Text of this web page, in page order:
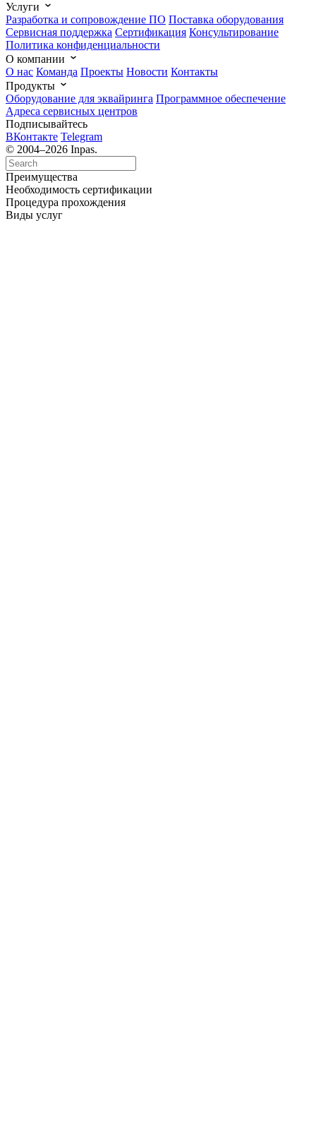
Услуги
Разработка и сопровождение ПО Поставка оборудования
Сервисная поддержка Cертификация Консультирование
Политика конфиденциальности
О компании
О нас Команда Проекты Новости Контакты
Продукты
Оборудование для эквайринга Программное обеспечение
Адреса сервисных центров
Подписывайтесь
ВКонтакте Telegram
© 2004–2026 Inpas.
Преимущества
Необходимость сертификации
Процедура прохождения
Виды услуг